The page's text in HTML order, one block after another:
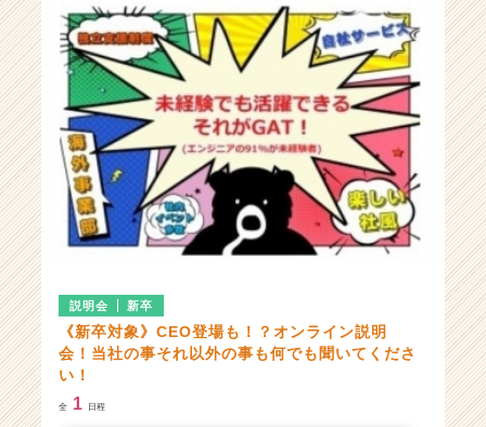
e
e
r
C
a
e
e
r）
説明会 新卒
《新卒対象》CEO登場も！？オンライン説明
会！当社の事それ以外の事も何でも聞いてくださ
い！
全 1 日程